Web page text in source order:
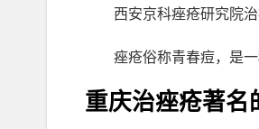
西安京科痤疮研究院
痤疮俗称青春痘，是
重庆治痤疮著名